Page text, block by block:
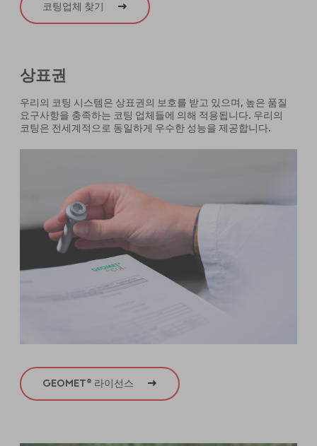
코팅업체 찾기
상표권
우리의 코팅 시스템은 상표권의 보호를 받고 있으며, 높은 품질
요구사항을 충족하는 코팅 업체들에 의해 적용됩니다. 우리의
코팅은 전세계적으로 동일하게 우수한 성능을 제공합니다.
GEOMET® 라이선스